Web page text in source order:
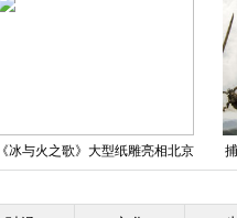
山东聊城：大“战”水草